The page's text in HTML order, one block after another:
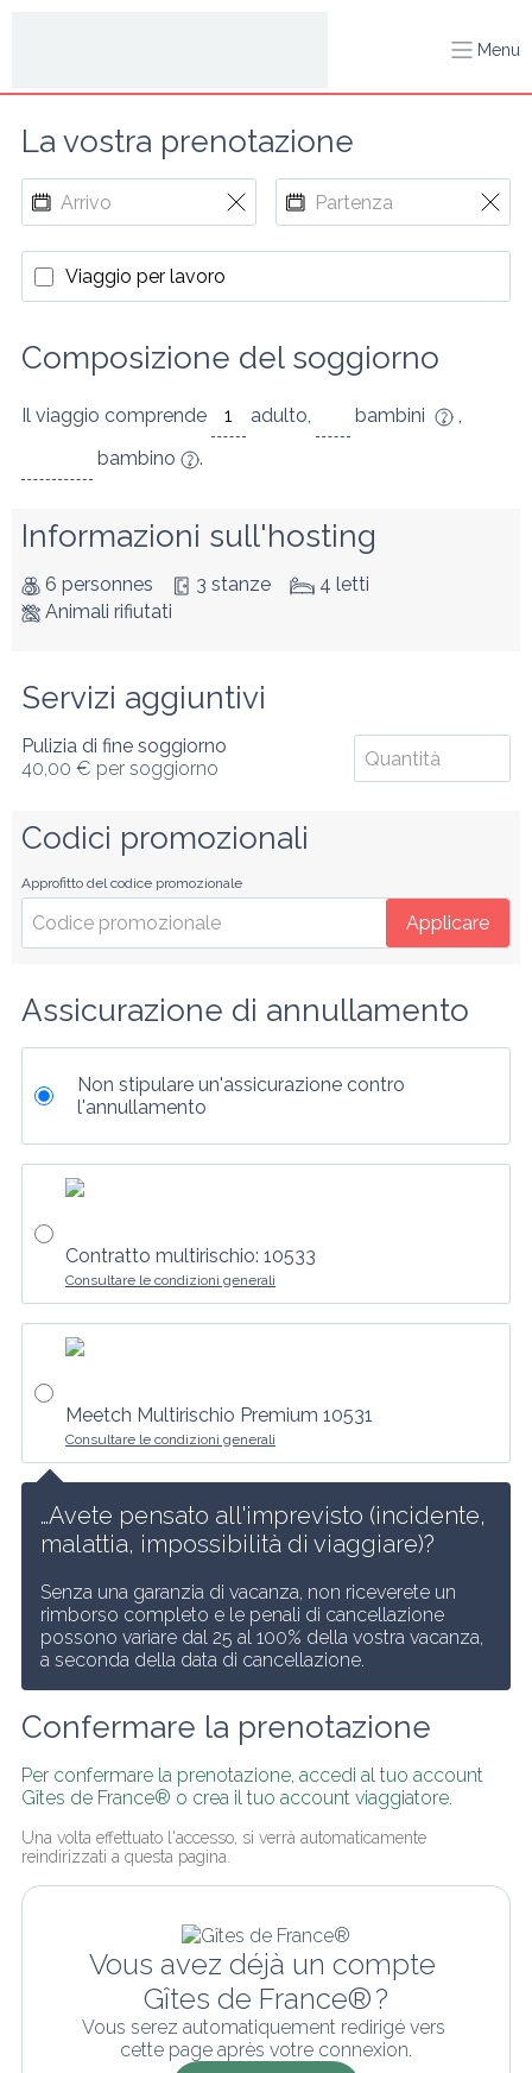
Menu
La vostra prenotazione
Viaggio per lavoro
Composizione del soggiorno
Il viaggio comprende adulto, bambini
,
bambino
.
Informazioni sull'hosting
6 personnes 3 stanze
4 letti
Animali rifiutati
Servizi aggiuntivi
Pulizia di fine soggiorno
40,00 € per soggiorno
Codici promozionali
Approfitto del codice promozionale
Applicare
Assicurazione di annullamento
Non stipulare un'assicurazione contro
l'annullamento
Contratto multirischio: 10533
Consultare le condizioni generali
Meetch Multirischio Premium 10531
Consultare le condizioni generali
…Avete pensato all'imprevisto (incidente,
malattia, impossibilità di viaggiare)?
Senza una garanzia di vacanza, non riceverete un
rimborso completo e le penali di cancellazione
possono variare dal 25 al 100% della vostra vacanza,
a seconda della data di cancellazione.
Confermare la prenotazione
Per confermare la prenotazione, accedi al tuo account
Gîtes de France® o crea il tuo account viaggiatore.
Una volta effettuato l'accesso, si verrà automaticamente
reindirizzati a questa pagina.
Vous avez déjà un compte
Gîtes de France® ?
Vous serez automatiquement redirigé vers
cette page après votre connexion.